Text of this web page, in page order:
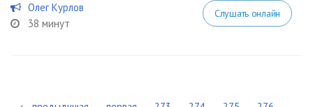
Олег Курлов
38 минут
Слушать онлайн